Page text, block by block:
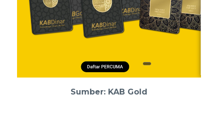
Sumber: KAB Gold